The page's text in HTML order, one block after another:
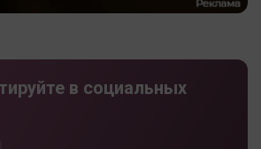
в социальных